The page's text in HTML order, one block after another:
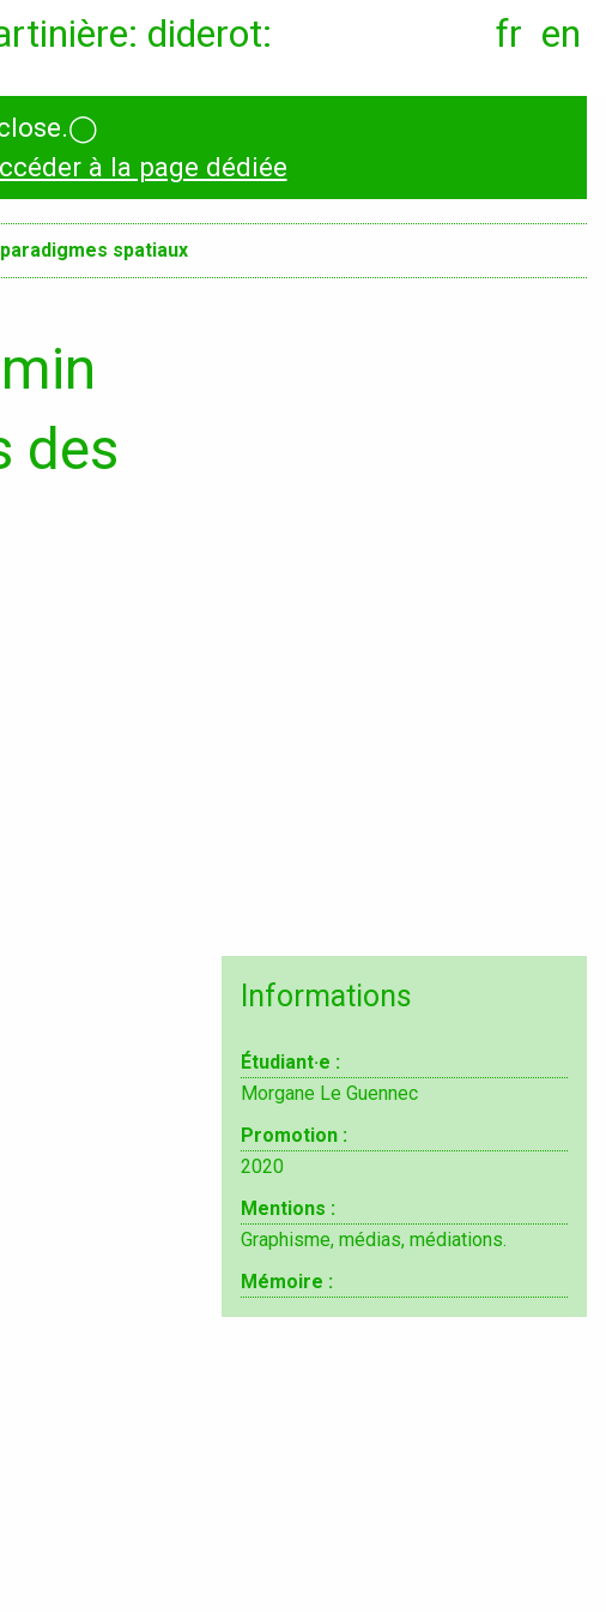
diderot: fr en
partenariats
◯
à la page dédiée
spatiaux
des
Informations
Étudiant·e :
Morgane Le Guennec
Promotion :
2020
Mentions :
Graphisme, médias, médiations.
Mémoire :